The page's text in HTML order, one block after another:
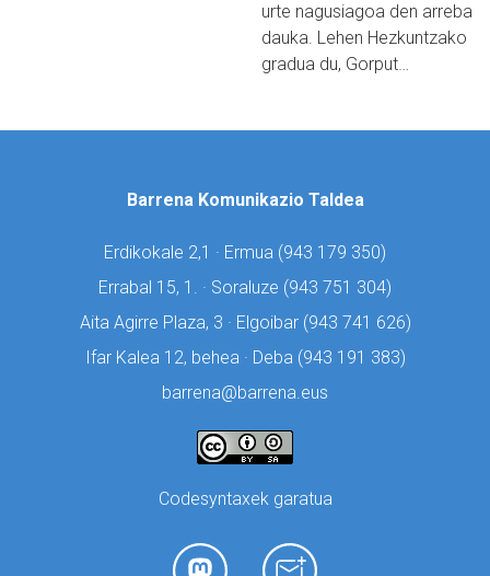
urte nagusiagoa den arreba
dauka. Lehen Hezkuntzako
gradua du, Gorput…
Barrena Komunikazio Taldea
Erdikokale 2,1 · Ermua (943 179 350)
Errabal 15, 1. · Soraluze (943 751 304)
Aita Agirre Plaza, 3 · Elgoibar (943 741 626)
Ifar Kalea 12, behea · Deba (943 191 383)
barrena@barrena.eus
Codesyntaxek garatua